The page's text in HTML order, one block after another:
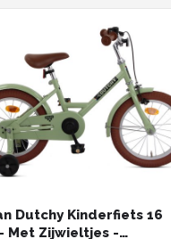
Dutchy Kinderfiets 16
Met Zijwieltjes -